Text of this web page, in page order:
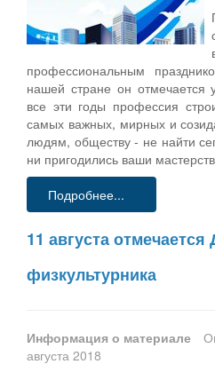
профессиональным
нашей стране он отмечается
все эти годы профессия
самых важных, мирных и
людям, обществу - не найти
ни пригодились ваши
Подробнее...
11 августа отмечается
физкультурника
Информация о материале
августа 2018